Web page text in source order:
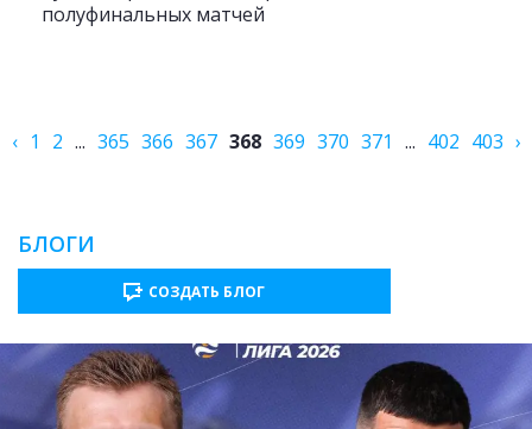
полуфинальных матчей
‹ 1 2 ... 365 366 367 368 369 370 371 ... 402 403 ›
БЛОГИ
СОЗДАТЬ БЛОГ